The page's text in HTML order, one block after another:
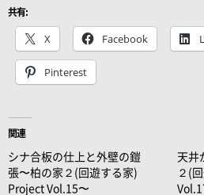
共有:
X Facebook
Pinterest
関連
シナ合板の仕上と外壁の鎧
張〜柏の家２(回遊する家)
Project Vol.15〜
天井
２(